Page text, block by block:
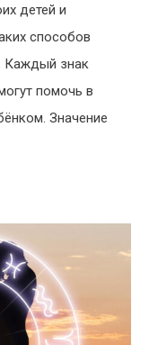
детей и
способов
Каждый знак
помочь в
Значение